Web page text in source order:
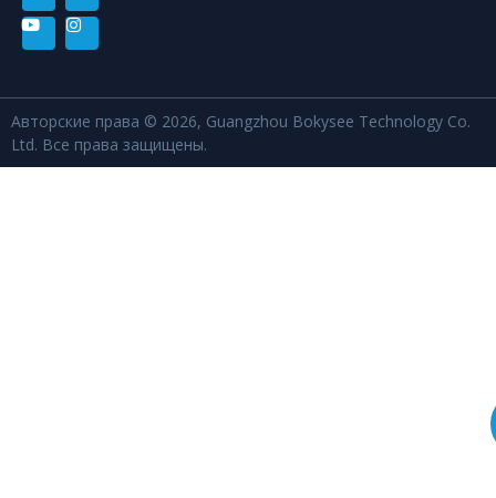
Авторские права © 2026, Guangzhou Bokysee Technology Co.
Ltd. Все права защищены.